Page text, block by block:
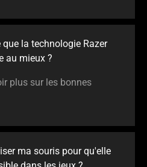
la technologie Razer
au mieux ?
plus sur les bonnes
ma souris pour qu'elle